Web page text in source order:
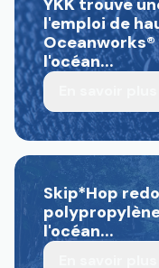
YKK trouve
l'emploi de
Oceanworks®
l'océan...
Skip*Hop
l'océan...